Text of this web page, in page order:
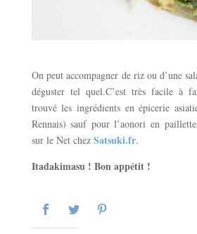
On peut accompagner de riz ou d’une
déguster tel quel.C’est très facile à
trouvé les ingrédients en épicerie
Rennais) sauf pour l’aonori en
sur le Net chez Satsuki.fr.
Itadakimasu ! Bon appétit !